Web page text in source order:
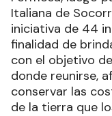
Italiana de
iniciativa de 44
finalidad de
con el objetivo
donde reunirse,
conservar las
de la tierra que